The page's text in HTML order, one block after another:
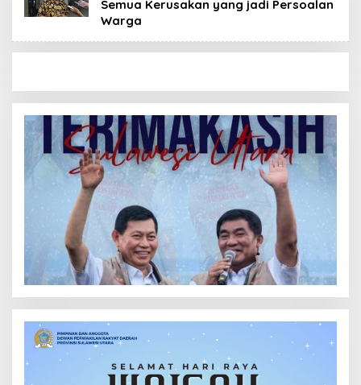
Semua Kerusakan yang jadi Persoalan
Warga